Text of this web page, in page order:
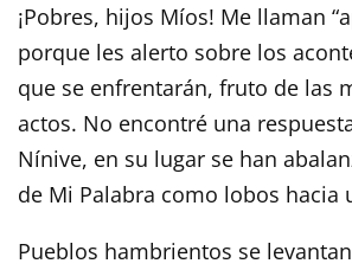
¡Pobres, hijos Míos! Me llaman
porque les alerto sobre los
que se enfrentarán, fruto de las
actos. No encontré una
Nínive, en su lugar se han
de Mi Palabra como lobos hacia
Pueblos hambrientos se